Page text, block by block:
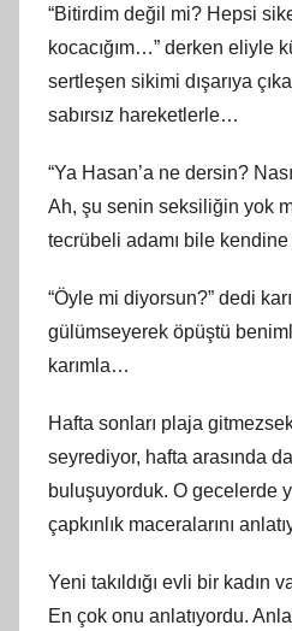
“Bitirdim değil mi? Hepsi
kocacığım…” derken eliyle
sertleşen sikimi dışarıya
sabırsız hareketlerle…
“Ya Hasan’a ne dersin?
Ah, şu senin seksiliğin yok
tecrübeli adamı bile kendine
“Öyle mi diyorsun?” dedi
gülümseyerek öpüştü
karımla…
Hafta sonları plaja
seyrediyor, hafta arasında
buluşuyorduk. O gecelerde
çapkınlık maceralarını
Yeni takıldığı evli bir kadın
En çok onu anlatıyordu.